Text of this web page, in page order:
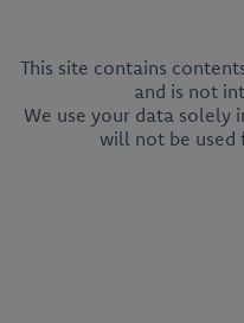
This site contains
and is not
We use your data solely
will not be used